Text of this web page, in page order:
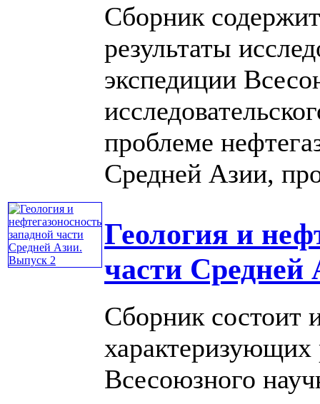
Сборник
результаты
экспедиции
проблеме
Средней Азии,
Геология и
части
Сборник состоит
характеризующих
Всесоюзного